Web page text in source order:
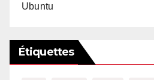
Ubuntu
Étiquettes